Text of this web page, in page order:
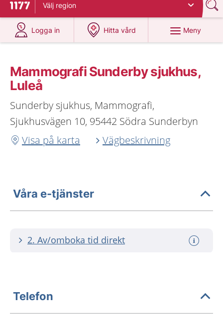
Till startsidan för 1177
Välj region
Logga in
på 1177.se
Hitta vård
på 1177.se
Meny
Mammografi Sunderby sjukhus,
Luleå
Sunderby sjukhus, Mammografi,
Sjukhusvägen 10, 95442 Södra Sunderbyn
Visa på karta
Vägbeskrivning
Våra e-tjänster
2. Av/omboka tid direkt
Telefon